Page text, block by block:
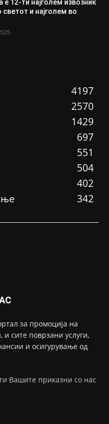
е 12-ти најголем извозник
светот и најголем во
4197
2570
1429
697
551
504
402
342
за промоција на
и сите поврзани услуги,
и осигурување од
Вашите приказни со нас